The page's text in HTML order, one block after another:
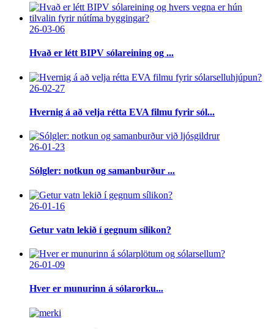
26-03-06
Hvað er létt BIPV sólareining og ...
26-02-27
Hvernig á að velja rétta EVA filmu fyrir sól...
26-01-23
Sólgler: notkun og samanburður ...
26-01-16
Getur vatn lekið í gegnum sílikon?
26-01-09
Hver er munurinn á sólarorku...